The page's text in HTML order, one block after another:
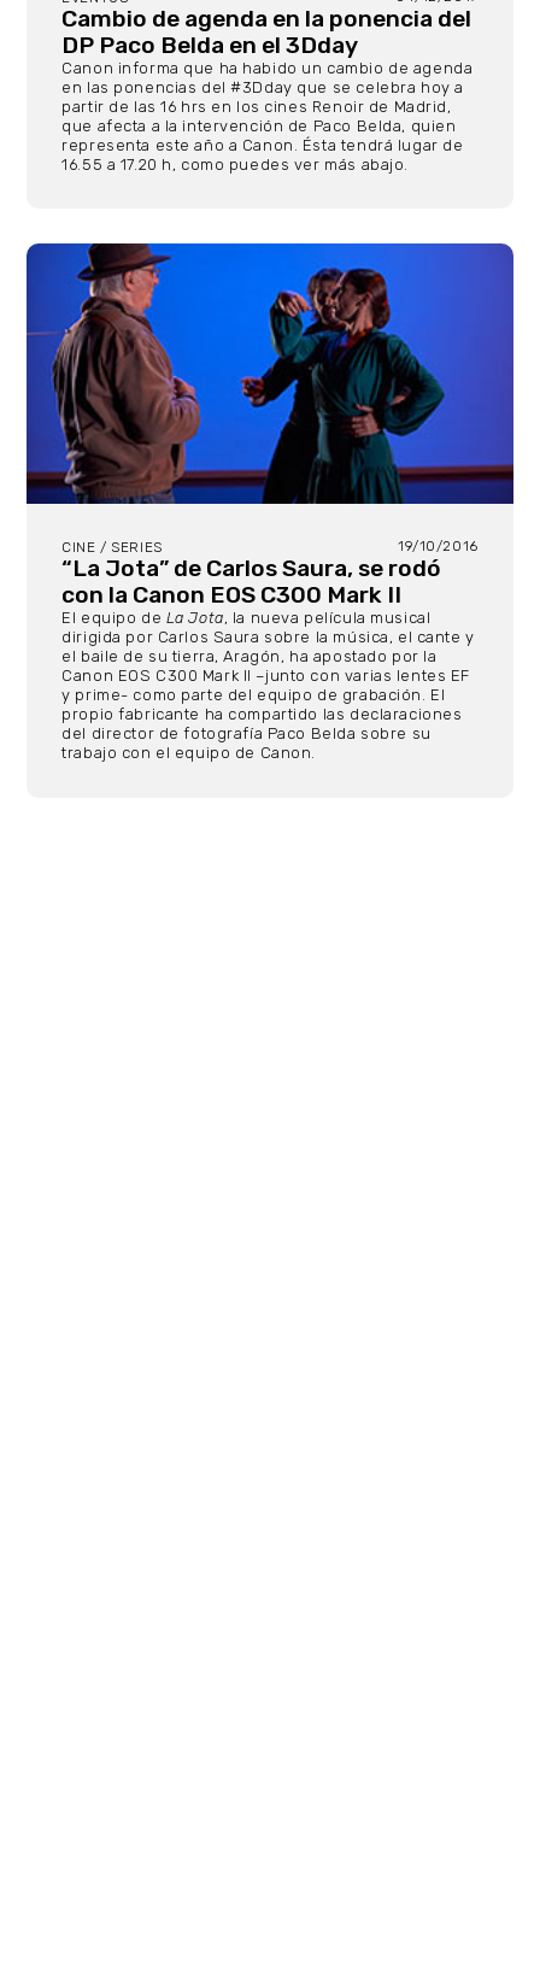
Cambio de agenda en la ponencia del
DP Paco Belda en el 3Dday
Canon informa que ha habido un cambio de agenda
en las ponencias del #3Dday que se celebra hoy a
partir de las 16 hrs en los cines Renoir de Madrid,
que afecta a la intervención de Paco Belda, quien
representa este año a Canon. Ésta tendrá lugar de
16.55 a 17.20 h, como puedes ver más abajo.
CINE / SERIES 19/10/2016
“La Jota” de Carlos Saura, se rodó
con la Canon EOS C300 Mark II
El equipo de La Jota, la nueva película musical
dirigida por Carlos Saura sobre la música, el cante y
el baile de su tierra, Aragón, ha apostado por la
Canon EOS C300 Mark II –junto con varias lentes EF
y prime- como parte del equipo de grabación. El
propio fabricante ha compartido las declaraciones
del director de fotografía Paco Belda sobre su
trabajo con el equipo de Canon.